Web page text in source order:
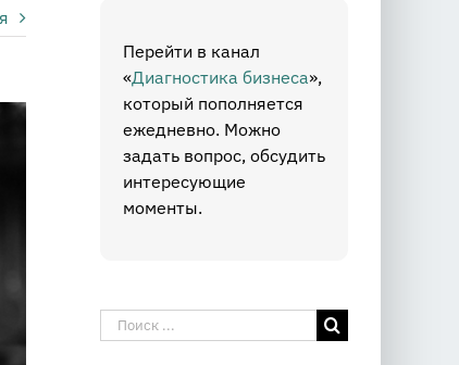
Перейти в канал
«Диагностика бизнеса»,
который пополняется
ежедневно. Можно
задать вопрос, обсудить
интересующие
моменты.
Результат
поиска: